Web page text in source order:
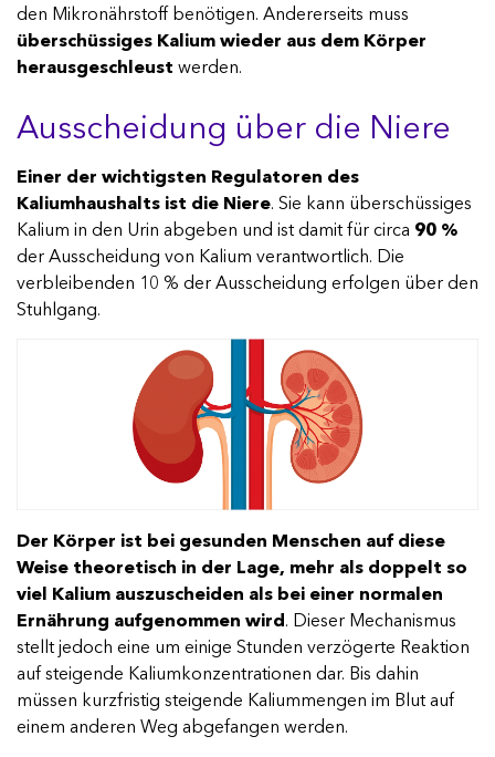
den Mikronährstoff benötigen. Andererseits muss
überschüssiges Kalium wieder aus dem Körper
herausgeschleust werden.
Ausscheidung über die Niere
Einer der wichtigsten Regulatoren des
Kaliumhaushalts ist die Niere. Sie kann überschüssiges
Kalium in den Urin abgeben und ist damit für circa 90 %
der Ausscheidung von Kalium verantwortlich. Die
verbleibenden 10 % der Ausscheidung erfolgen über den
Stuhlgang.
Der Körper ist bei gesunden Menschen auf diese
Weise theoretisch in der Lage, mehr als doppelt so
viel Kalium auszuscheiden als bei einer normalen
Ernährung aufgenommen wird. Dieser Mechanismus
stellt jedoch eine um einige Stunden verzögerte Reaktion
auf steigende Kaliumkonzentrationen dar. Bis dahin
müssen kurzfristig steigende Kaliummengen im Blut auf
einem anderen Weg abgefangen werden.